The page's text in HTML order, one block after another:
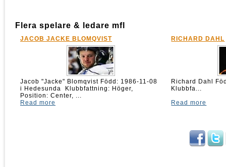
Flera spelare & ledare mfl
JACOB JACKE BLOMQVIST
Jacob "Jacke" Blomqvist Född: 1986-11-08
i Hedesunda Klubbfattning: Höger,
Position: Center, ...
Read more
RICHARD DAHL
Richard Dahl
Klubbfa...
Read more